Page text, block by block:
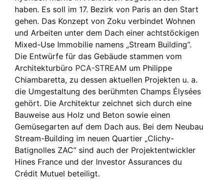
haben. Es soll im 17. Bezirk von Paris an den Start
gehen. Das Konzept von Zoku verbindet Wohnen
und Arbeiten unter dem Dach einer achtstöckigen
Mixed-Use Immobilie namens „Stream Building“.
Die Entwürfe für das Gebäude stammen vom
Architekturbüro PCA-STREAM um Philippe
Chiambaretta, zu dessen aktuellen Projekten u. a.
die Umgestaltung des berühmten Champs Élysées
gehört. Die Architektur zeichnet sich durch eine
Bauweise aus Holz und Beton sowie einen
Gemüsegarten auf dem Dach aus. Bei dem Neubau
Stream-Building im neuen Quartier „Clichy-
Batignolles ZAC“ sind auch der Projektentwickler
Hines France und der Investor Assurances du
Crédit Mutuel beteiligt.